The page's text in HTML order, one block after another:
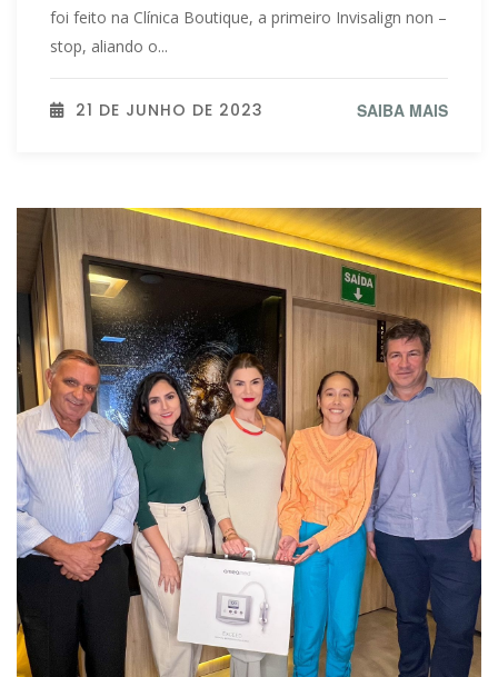
foi feito na Clínica Boutique, a primeiro Invisalign non –
stop, aliando o...
21 DE JUNHO DE 2023 SAIBA MAIS